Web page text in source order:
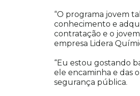
“O programa jovem
conhecimento e
contratação e o
empresa Lidera
“Eu estou gostando
ele encaminha e das
segurança pública.